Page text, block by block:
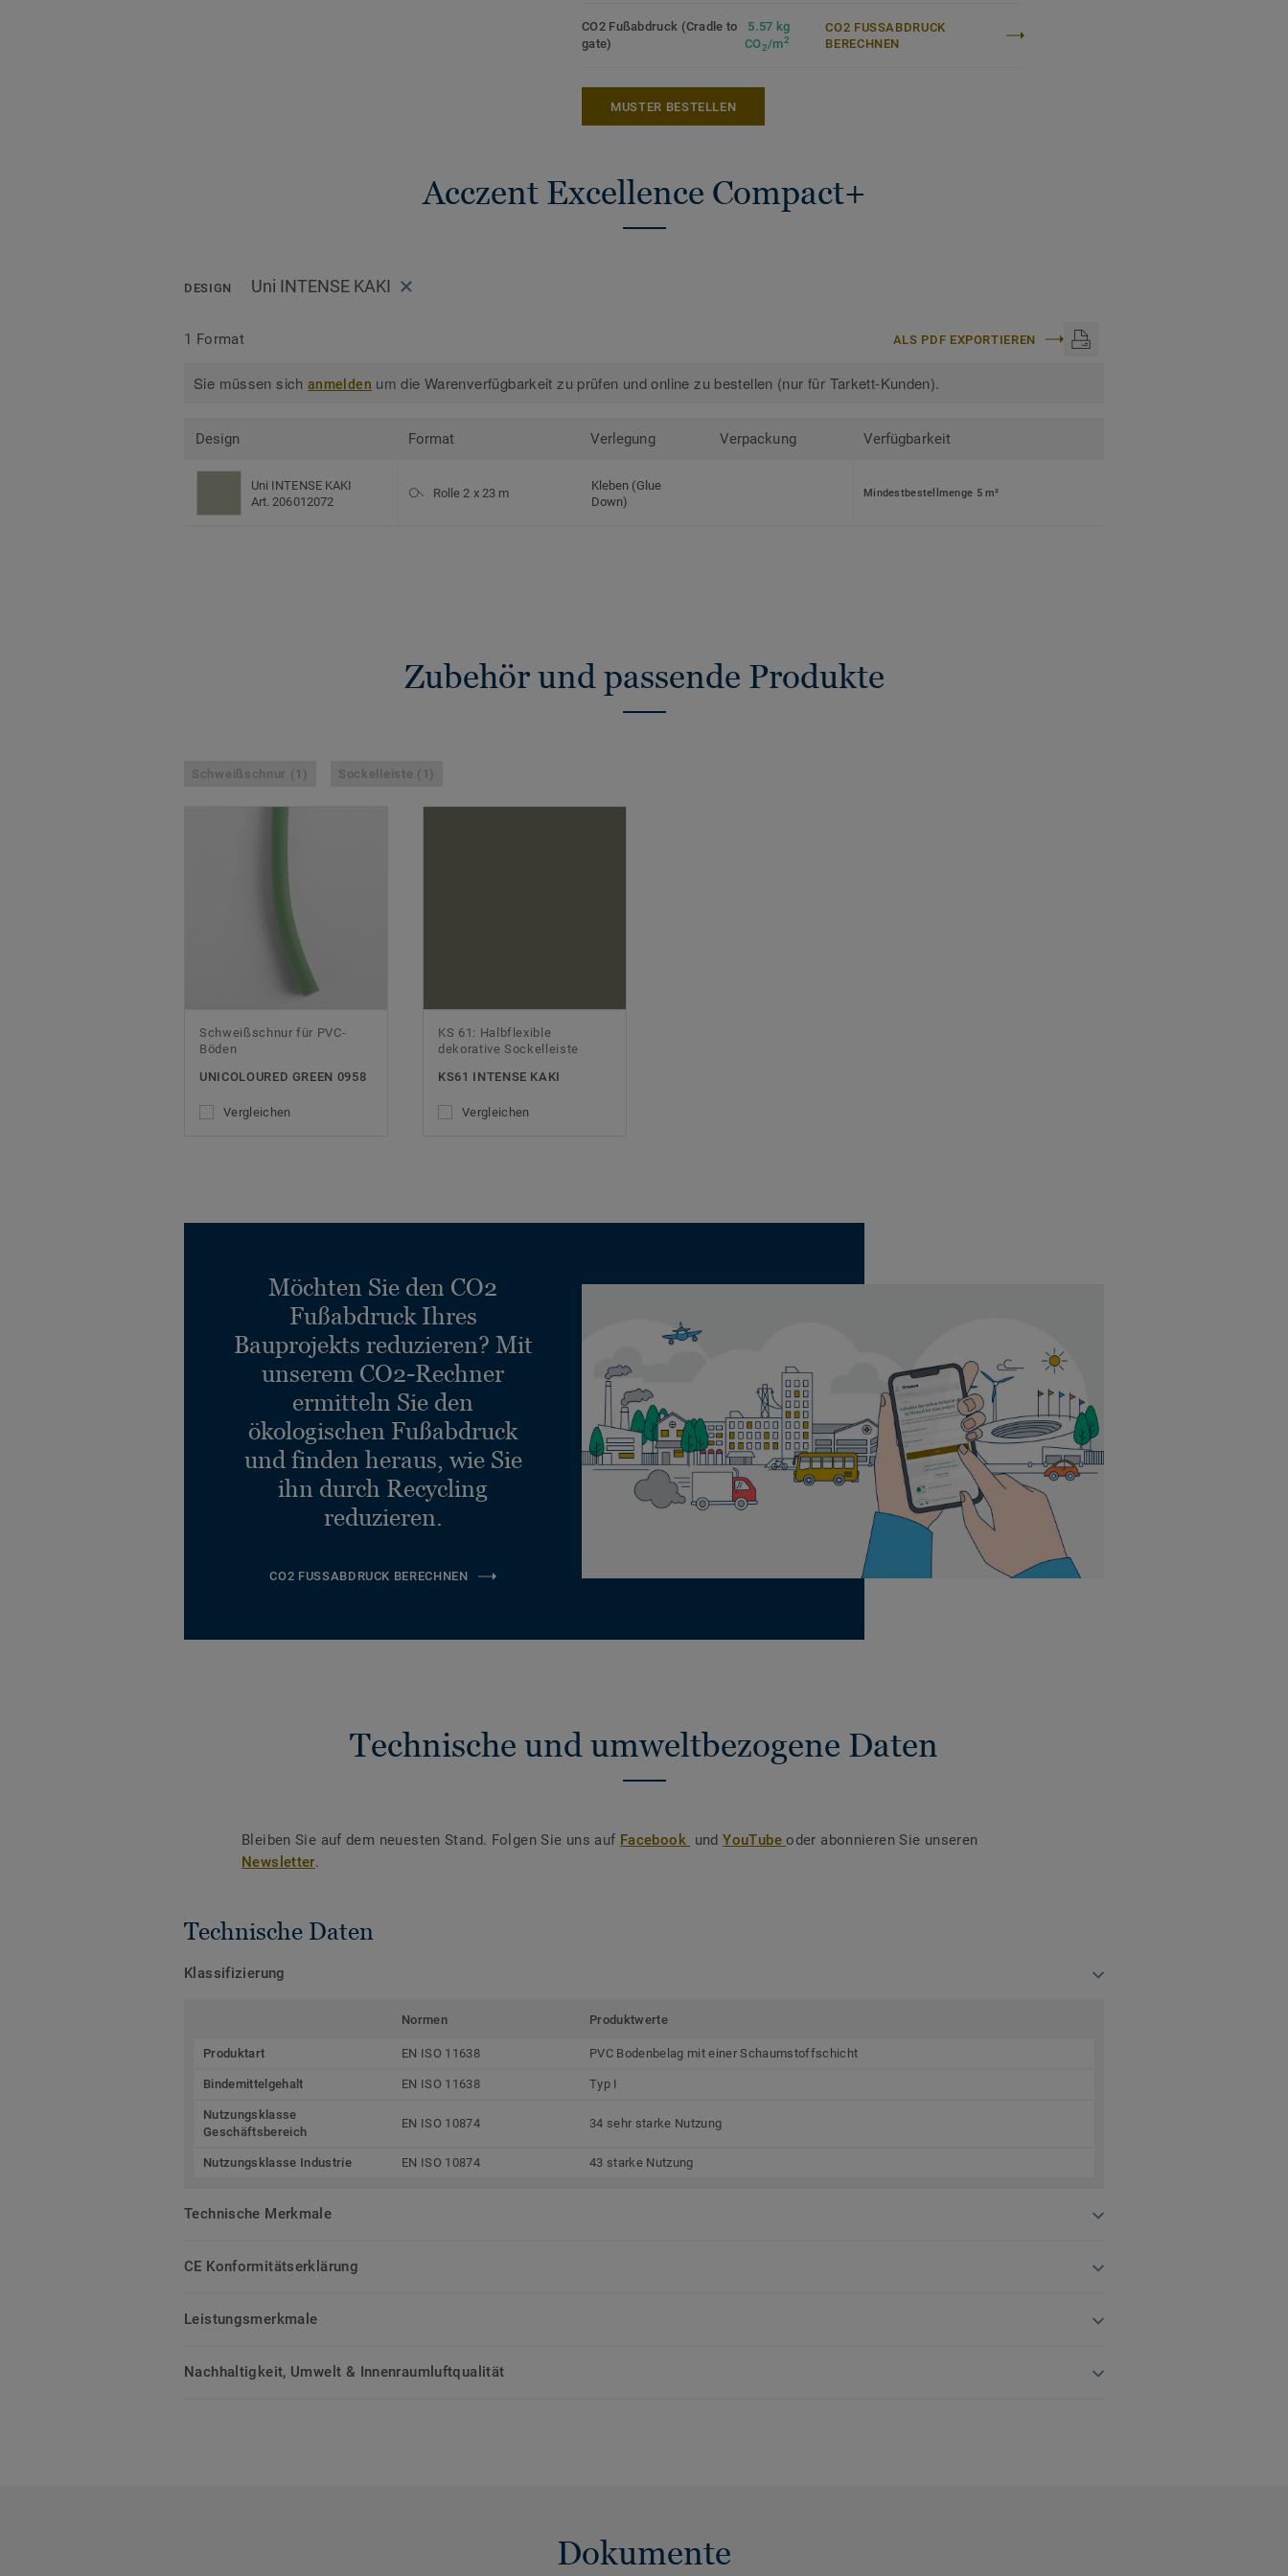
CO2 Fußabdruck (Cradle to
gate)
5.57 kg
CO2/m2
CO2 FUSSABDRUCK B
ERECHNEN
MUSTER BESTELLEN
Acczent Excellence Compact+
DESIGN Uni INTENSE KAKI
1 Format ALS PDF EXPORTIEREN
Sie müssen sichanmelden um die Warenverfügbarkeit zu prüfen und online zu bestellen (nur für Tarkett-Kunden).
Design Format Verlegung Verpackung Verfügbarkeit
Uni INTENSE KAKI
Art. 206012072
Rolle 2 x 23 m
Kleben (Glue
Down)
Mindestbestellmenge 5 m²
Zubehör und passende Produkte
Schweißschnur (1) Sockelleiste (1)
Schweißschnur für PVC-
Böden
UNICOLOURED GREEN 0958
Vergleichen
KS 61: Halbflexible
dekorative Sockelleiste
KS61 INTENSE KAKI
Vergleichen
Möchten Sie den CO2
Fußabdruck Ihres
Bauprojekts reduzieren? Mit
unserem CO2-Rechner
ermitteln Sie den
ökologischen Fußabdruck
und finden heraus, wie Sie
ihn durch Recycling
reduzieren.
CO2 FUSSABDRUCK BERECHNEN
Technische und umweltbezogene Daten
Bleiben Sie auf dem neuesten Stand. Folgen Sie uns auf Facebook undYouTubeoder abonnieren Sie unseren
Newsletter.
Technische Daten
Klassifizierung
Normen Produktwerte
Produktart EN ISO 11638 PVC Bodenbelag mit einer Schaumstoffschicht
Bindemittelgehalt EN ISO 11638 Typ I
Nutzungsklasse
Geschäftsbereich
EN ISO 10874 34 sehr starke Nutzung
Nutzungsklasse Industrie EN ISO 10874 43 starke Nutzung
Technische Merkmale
CE Konformitätserklärung
Leistungsmerkmale
Nachhaltigkeit, Umwelt & Innenraumluftqualität
Dokumente